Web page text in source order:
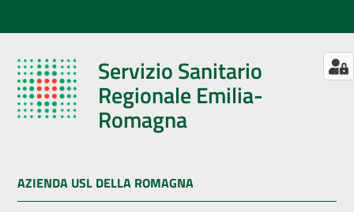
Servizio Sanitario
Regionale Emilia-
Romagna
AZIENDA USL DELLA ROMAGNA